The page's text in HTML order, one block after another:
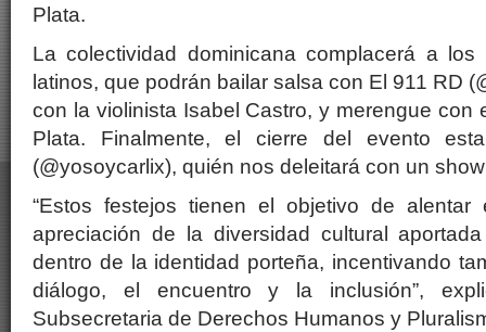
Plata.
La colectividad dominicana complacerá a
latinos, que podrán bailar salsa con El 911 RD
con la violinista Isabel Castro, y merengue con
Plata. Finalmente, el cierre del evento
(@yosoycarlix), quién nos deleitará con un
“Estos festejos tienen el objetivo de alentar
apreciación de la diversidad cultural
dentro de la identidad porteña, incentivando
diálogo, el encuentro y la inclusión”,
Subsecretaria de Derechos Humanos y